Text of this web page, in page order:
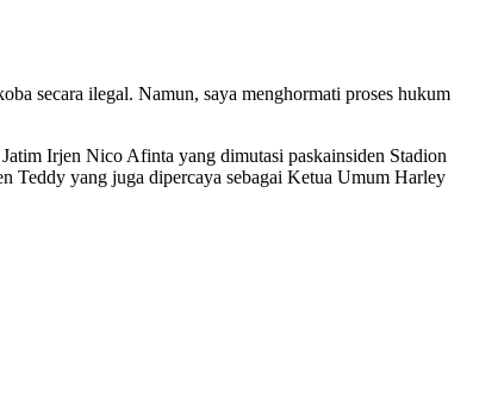
secara ilegal. Namun, saya menghormati proses hukum
Irjen Nico Afinta yang dimutasi paskainsiden Stadion
Teddy yang juga dipercaya sebagai Ketua Umum Harley